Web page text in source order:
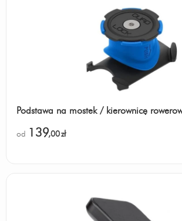
Podstawa na mostek / kierownicę
od 139,00zł